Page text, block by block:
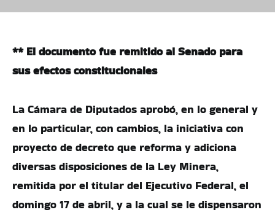
** El documento fue remitido al Senado para
sus efectos constitucionales
La Cámara de Diputados aprobó, en lo general y
en lo particular, con cambios, la iniciativa con
proyecto de decreto que reforma y adiciona
diversas disposiciones de la Ley Minera,
remitida por el titular del Ejecutivo Federal, el
domingo 17 de abril, y a la cual se le dispensaron